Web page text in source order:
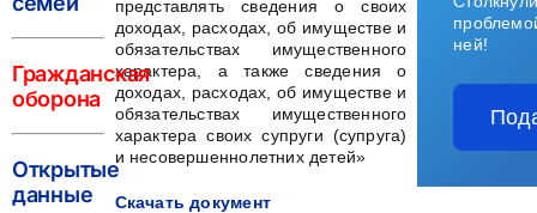
представлять сведения о своих
доходах, расходах, об имуществе и
обязательствах имущественного
характера, а также сведения о
доходах, расходах, об имуществе и
обязательствах имущественного
характера своих супруги (супруга)
и несовершеннолетних детей»
Скачать документ
Гражданская
оборона
Открытые
данные
ней!